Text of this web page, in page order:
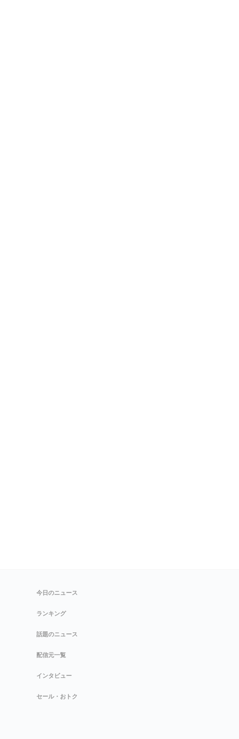
今日のニュース
ランキング
話題のニュース
配信元一覧
インタビュー
セール・おトク